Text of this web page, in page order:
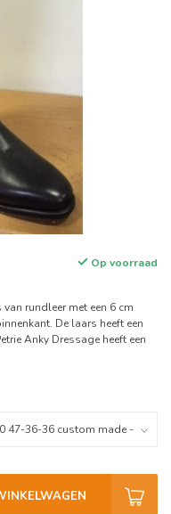
Op voorraad
rundleer met een 6 cm
De laars heeft een
Anky Dressage heeft een